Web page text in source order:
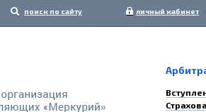
поиск по сайту личный кабинет